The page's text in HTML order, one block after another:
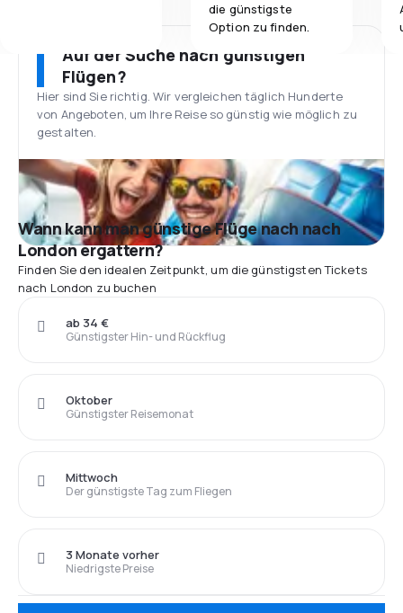
die günstigste
Option zu finden.
Auf der Suche nach günstigen
Flügen?
Hier sind Sie richtig. Wir vergleichen täglich Hunderte
von Angeboten, um Ihre Reise so günstig wie möglich zu
gestalten.
Wann kann man günstige Flüge nach nach
London ergattern?
Finden Sie den idealen Zeitpunkt, um die günstigsten Tickets
nach London zu buchen
Günstigster Hin- und Rückflug
ab 34 €
Günstigster Reisemonat
Oktober
Der günstigste Tag zum Fliegen
Mittwoch
Niedrigste Preise
3 Monate vorher